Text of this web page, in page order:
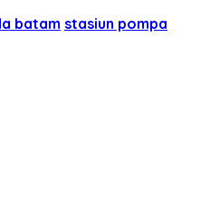
batam stasiun pompa